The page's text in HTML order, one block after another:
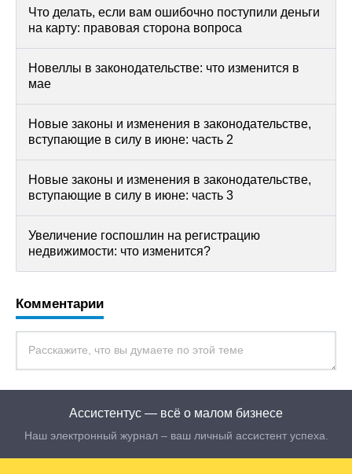
Что делать, если вам ошибочно поступили деньги
на карту: правовая сторона вопроса
Новеллы в законодательстве: что изменится в
мае
Новые законы и изменения в законодательстве,
вступающие в силу в июне: часть 2
Новые законы и изменения в законодательстве,
вступающие в силу в июне: часть 3
Увеличение госпошлин на регистрацию
недвижимости: что изменится?
Комментарии
Ассистентус — всё о малом бизнесе
Наш электронный журнал – ваш личный ассистент успеха.